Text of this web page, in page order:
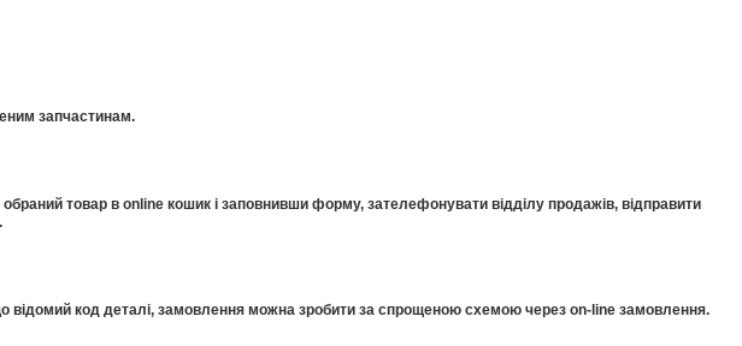
запчастинам.
товар в online кошик і заповнивши форму, зателефонувати відділу продажів, відправити
відомий код деталі, замовлення можна зробити за спрощеною схемою через on-line замовлення.